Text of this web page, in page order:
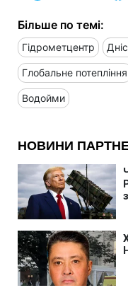
Більше по темі:
Гідрометцентр
Глобальне потепління
Водойми